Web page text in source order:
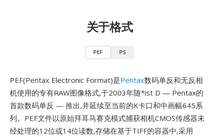
关于格式
PEF PS
PEF(Pentax Electronic Format)是Pentax数码单反和无反相
机使用的专有RAW图像格式,于2003年随*ist D — Pentax的
首款数码单反 — 推出,并延续至当前的K卡口和中画幅645系
列。PEF文件以原始拜耳马赛克模式捕获相机CMOS传感器未
经处理的12位或14位读数,存储在基于TIFF的容器中,采用